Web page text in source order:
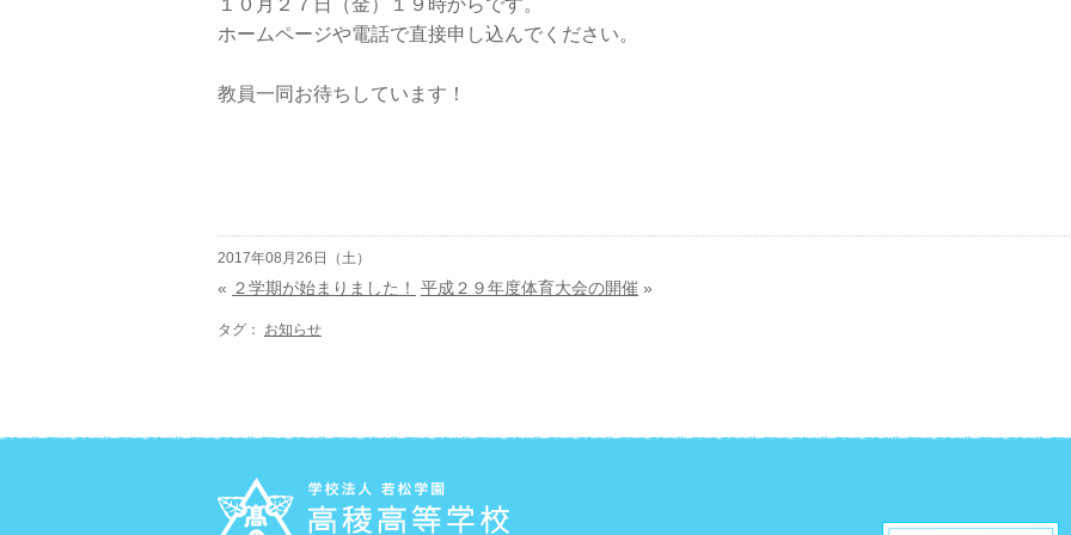
ホームページや電話で直接申し込んでください。
教員一同お待ちしています！
2017年08月26日（土）
« ２学期が始まりました！ 平成２９年度体育大会の開催 »
タグ： お知らせ